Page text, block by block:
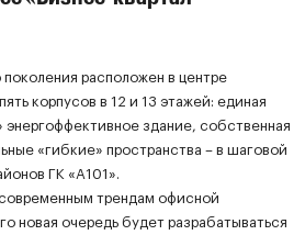
расположен в центре
корпусов в 12 и 13 этажей: единая
энергоффективное здание, собственная
«гибкие» пространства – в шаговой
ГК «А101».
трендам офисной
новая очередь будет разрабатываться